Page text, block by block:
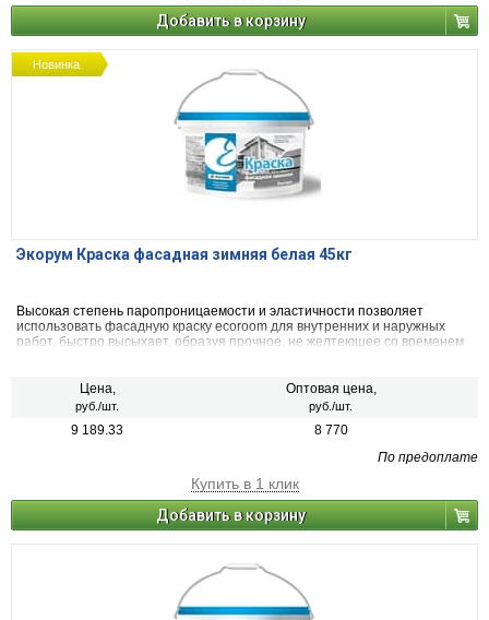
Добавить в корзину
Новинка
Экорум Краска фасадная зимняя белая 45кг
Высокая степень паропроницаемости и эластичности позволяет
использовать фасадную краску ecoroom для внутренних и наружных
работ, быстро высыхает, образуя прочное, не желтеющее со временем
Цена,
руб./шт.
Оптовая цена,
руб./шт.
9 189.33
8 770
По предоплате
Купить в 1 клик
Добавить в корзину